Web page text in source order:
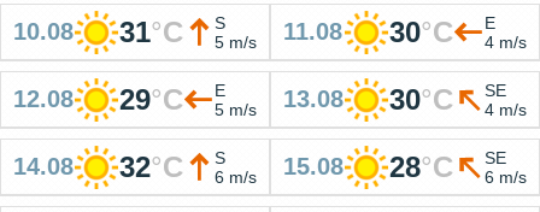
10.08 31°C
S
5 m/s
11.08 30°C
E
4 m/s
12.08 29°C
E
5 m/s
13.08 30°C
SE
4 m/s
14.08 32°C
S
6 m/s
15.08 28°C
SE
6 m/s